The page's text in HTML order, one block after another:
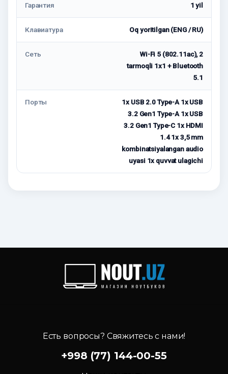
Гарантия 1 yil
Клавиатура Oq yoritilgan (ENG / RU)
Сеть
Wi-Fi 5 (802.11ac), 2
tarmoqli 1x1 + Bluetooth
5.1
Порты
1x USB 2.0 Type-A 1x USB
3.2 Gen1 Type-A 1x USB
3.2 Gen1 Type-C 1x HDMI
1.4 1x 3,5 mm
kombinatsiyalangan audio
uyasi 1x quvvat ulagichi
Есть вопросы? Свяжитесь с нами!
+998 (77) 144-00-55